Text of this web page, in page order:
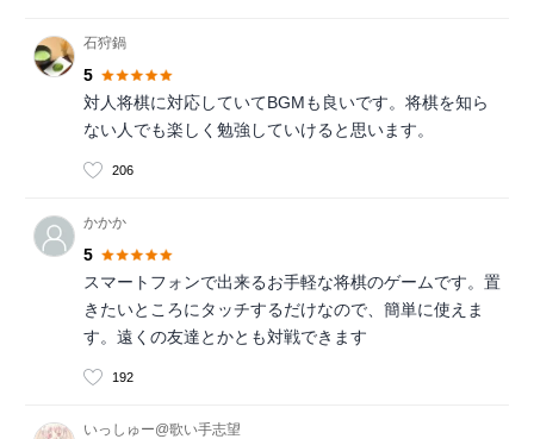
石狩鍋
5
対人将棋に対応していてBGMも良いです。将棋を知ら
ない人でも楽しく勉強していけると思います。
206
かかか
5
スマートフォンで出来るお手軽な将棋のゲームです。置
きたいところにタッチするだけなので、簡単に使えま
す。遠くの友達とかとも対戦できます
192
いっしゅー@歌い手志望